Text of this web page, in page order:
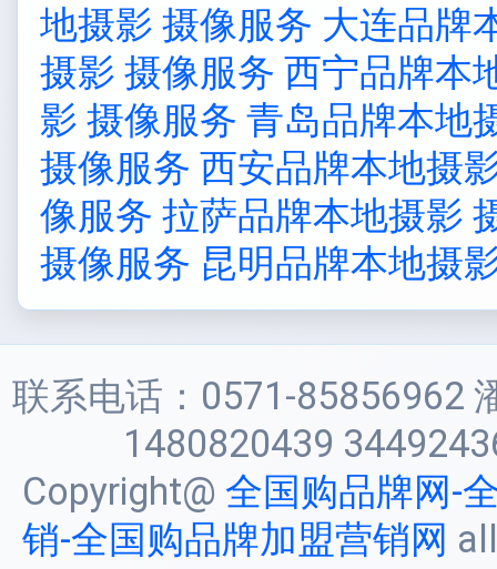
地摄影 摄像服务 大连品牌
摄影 摄像服务 西宁品牌本
影 摄像服务 青岛品牌本地
摄像服务 西安品牌本地摄
像服务 拉萨品牌本地摄影
摄像服务 昆明品牌本地摄
联系电话：0571-85856962
1480820439
Copyright@ 全国购品牌网-
销-全国购品牌加盟营销网